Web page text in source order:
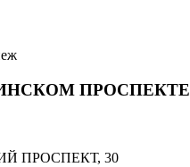
ПРОСПЕКТЕ
ПРОСПЕКТ, 30